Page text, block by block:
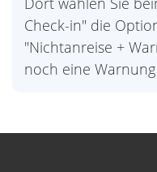
Check-in" die
"Nichtanreise +
noch eine